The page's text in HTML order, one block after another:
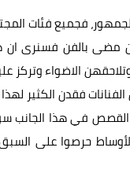
فجميع فئات
بالفن فسنرى ان
الاضواء
فقدن الكثير
القصص في هذا
حرصوا على